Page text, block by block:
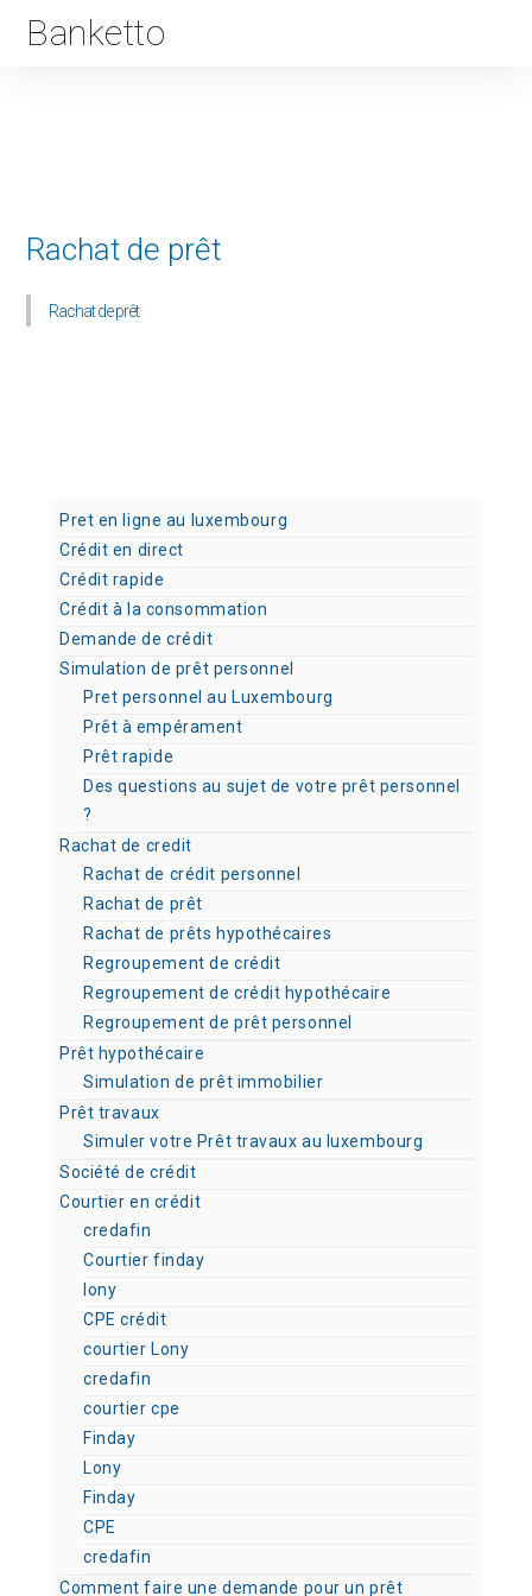
Banketto
Rachat de prêt
Rachat de prêt
Pret en ligne au luxembourg
Crédit en direct
Crédit rapide
Crédit à la consommation
Demande de crédit
Simulation de prêt personnel
Pret personnel au Luxembourg
Prêt à empérament
Prêt rapide
Des questions au sujet de votre prêt personnel
?
Rachat de credit
Rachat de crédit personnel
Rachat de prêt
Rachat de prêts hypothécaires
Regroupement de crédit
Regroupement de crédit hypothécaire
Regroupement de prêt personnel
Prêt hypothécaire
Simulation de prêt immobilier
Prêt travaux
Simuler votre Prêt travaux au luxembourg
Société de crédit
Courtier en crédit
credafin
Courtier finday
lony
CPE crédit
courtier Lony
credafin
courtier cpe
Finday
Lony
Finday
CPE
credafin
Comment faire une demande pour un prêt